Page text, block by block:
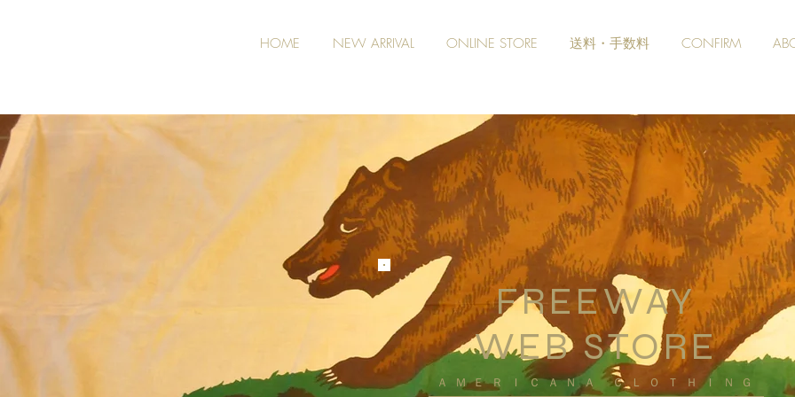
HOME NEW ARRIVAL ONLINE STORE 送料・手数料 CONFIRM
FREEWAY
WEB STORE
​ＡＭＥＲＩＣＡＮＡ ＣＬＯＴＨＩＮＧ